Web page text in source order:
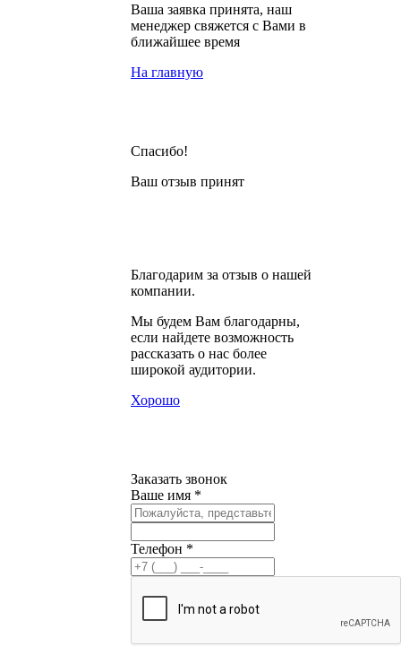
Ваша заявка принята, наш
менеджер свяжется с Вами в
ближайшее время
На главную
Спасибо!
Ваш отзыв принят
Благодарим за отзыв о нашей
компании.
Мы будем Вам благодарны,
если найдете возможность
рассказать о нас более
широкой аудитории.
Хорошо
Заказать звонок
Ваше имя *
Телефон *